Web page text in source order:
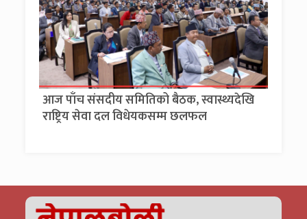
आज पाँच संसदीय समितिको बैठक, स्वास्थ्यदेखि
राष्ट्रिय सेवा दल विधेयकसम्म छलफल